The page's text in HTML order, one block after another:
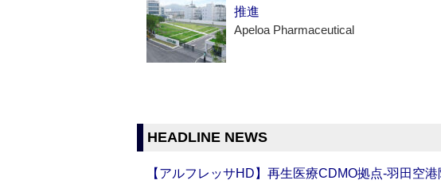
推進
Apeloa Pharmaceutical
HEADLINE NEWS
【アルフレッサHD】再生医療CDMO拠点‐羽田空